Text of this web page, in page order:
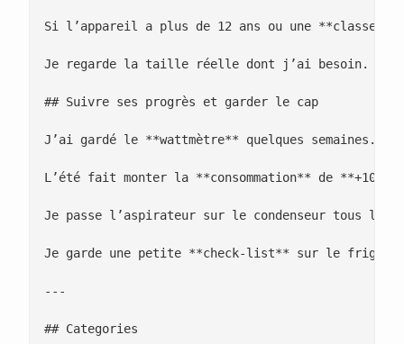
Si l’appareil a plus de 12 ans ou une **classe F/
Je regarde la taille réelle dont j’ai besoin.
## Suivre ses progrès et garder le cap
J’ai gardé le **wattmètre** quelques semaines.
L’été fait monter la **consommation** de **+10
Je passe l’aspirateur sur le condenseur tous
Je garde une petite **check-list** sur le frigo.
---
## Categories